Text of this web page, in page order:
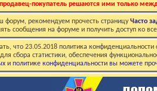
покупатель решаются ими только
форум, рекомендуем прочесть страницуЧасто
сообщения на форуме и получить доступ ко
что 23.05.2018 политика конфиденциальности
сбора статистики, обеспечения
и политике конфиденциальности вы можете